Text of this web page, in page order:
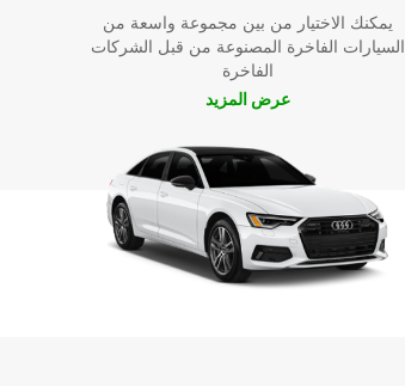
يمكنك الاختيار من بين مجموعة واسعة من
السيارات الفاخرة المصنوعة من قبل الشركات
الفاخرة
عرض المزيد